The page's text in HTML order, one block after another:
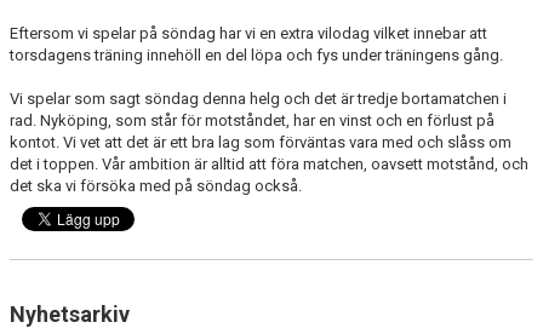
TRUPPEN DAM
PLAY INNEBANDY
Eftersom vi spelar på söndag har vi en extra vilodag vilket innebar att
torsdagens träning innehöll en del löpa och fys under träningens gång.
Vi spelar som sagt söndag denna helg och det är tredje bortamatchen i
rad. Nyköping, som står för motståndet, har en vinst och en förlust på
kontot. Vi vet att det är ett bra lag som förväntas vara med och slåss om
det i toppen. Vår ambition är alltid att föra matchen, oavsett motstånd, och
det ska vi försöka med på söndag också.
Nyhetsarkiv